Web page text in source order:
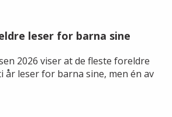
leser for barna sine
2026 viser at de fleste foreldre
år leser for barna sine, men én av